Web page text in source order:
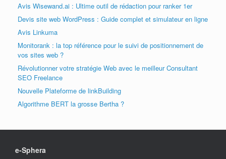
Avis Wisewand.ai : Ultime outil de rédaction pour ranker 1er
Devis site web WordPress : Guide complet et simulateur en ligne
Avis Linkuma
Monitorank : la top référence pour le suivi de positionnement de
vos sites web ?
Révolutionner votre stratégie Web avec le meilleur Consultant
SEO Freelance
Nouvelle Plateforme de linkBuilding
Algorithme BERT la grosse Bertha ?
e-Sphera